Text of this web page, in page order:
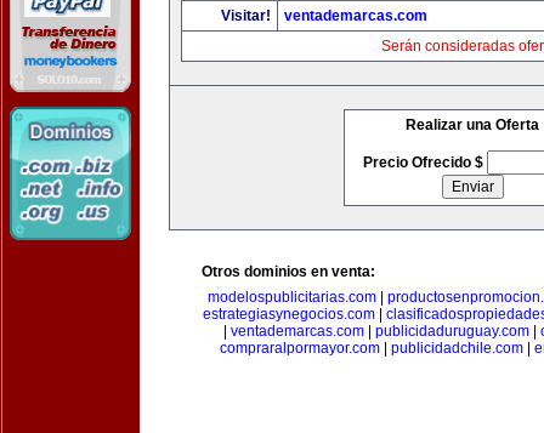
Visitar!
ventademarcas.com
Serán consideradas
Realizar una Oferta
Precio Ofrecido $
Otros dominios en venta:
modelospublicitarias.com
estrategiasynegocios.com|
ventademarcas.com publicidaduruguay.com
compraralpormayor.com| publicidadchile.com|